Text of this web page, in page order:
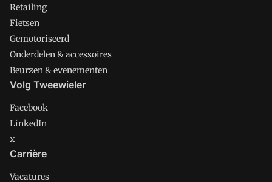
Retailing
Fietsen
Gemotoriseerd
Onderdelen & accessoires
Beurzen & evenementen
Volg Tweewieler
Facebook
LinkedIn
x
Carrière
Vacatures